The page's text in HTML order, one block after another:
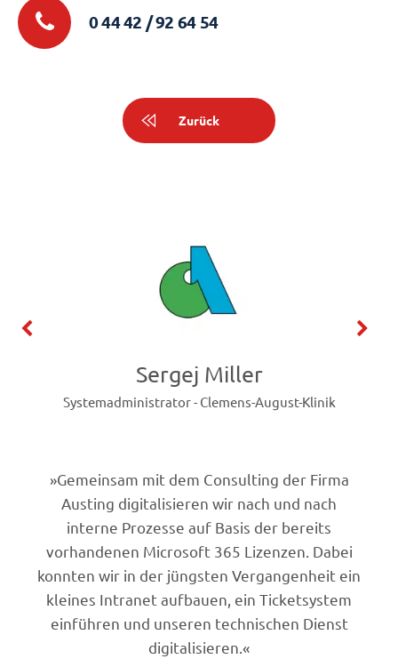
0 44 42 / 92 64 54
Zurück
»Gemeinsam mit dem Consulting der Firma
Austing digitalisieren wir nach und nach
interne Prozesse auf Basis der bereits
vorhandenen Microsoft 365 Lizenzen. Dabei
konnten wir in der jüngsten Vergangenheit ein
kleines Intranet aufbauen, ein Ticketsystem
einführen und unseren technischen Dienst
digitalisieren. «
Sergej Miller
Systemadministrator - Clemens-August-Klinik